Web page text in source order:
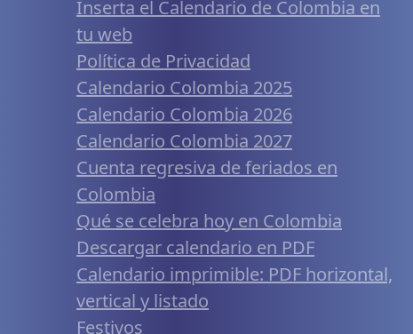
Inserta el Calendario de Colombia en
tu web
Política de Privacidad
Calendario Colombia 2025
Calendario Colombia 2026
Calendario Colombia 2027
Cuenta regresiva de feriados en
Colombia
Qué se celebra hoy en Colombia
Descargar calendario en PDF
Calendario imprimible: PDF horizontal,
vertical y listado
Festivos